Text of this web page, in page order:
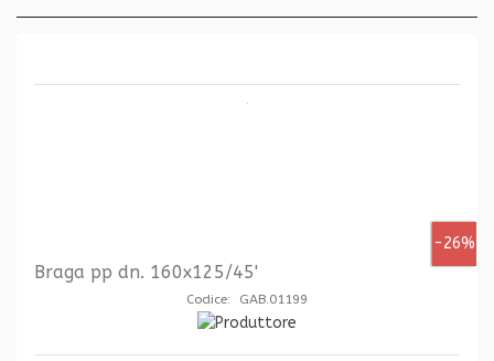
-26%
Braga pp dn. 160x125/45'
Codice: GAB.01199